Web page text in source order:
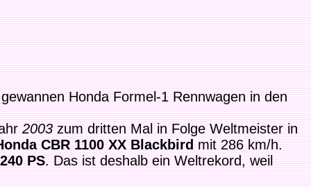
Honda Formel-1 Rennwagen in den
2003zum dritten Mal in Folge Weltmeister in
CBR 1100 XX Blackbirdmit 286 km/h.
240 PS. Das ist deshalb ein Weltrekord, weil